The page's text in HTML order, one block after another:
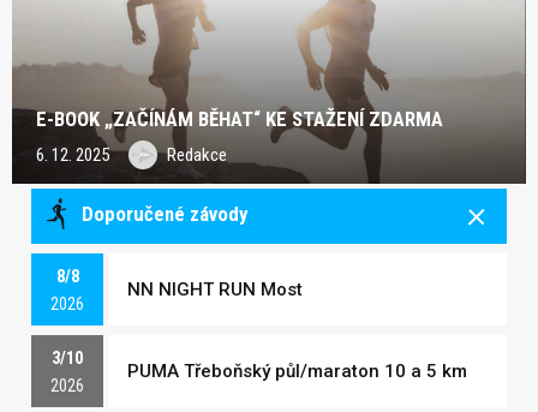
E-BOOK „ZAČÍNÁM BĚHAT“ KE STAŽENÍ ZDARMA
6. 12. 2025 Redakce
Doporučené závody
8/8
2026
NN NIGHT RUN Most
3/10
2026
PUMA Třeboňský půl/maraton 10 a 5 km